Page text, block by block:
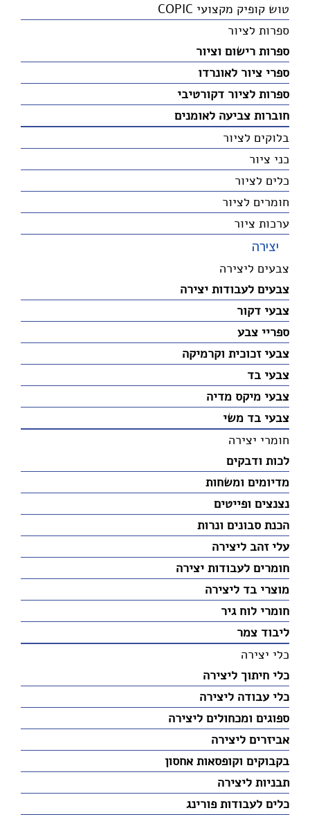
טוש קופיק מקצועי COPIC
ספרות לציור
ספרות רישום וציור
ספרי ציור לאונרדו
ספרות לציור דקורטיבי
חוברות צביעה לאומנים
בלוקים לציור
כני ציור
כלים לציור
חומרים לציור
ערכות ציור
יצירה
צבעים ליצירה
צבעים לעבודות יצירה
צבעי דקור
ספריי צבע
צבעי זכוכית וקרמיקה
צבעי בד
צבעי מיקס מדיה
צבעי בד משי
חומרי יצירה
לכות ודבקים
מדיומים ומשחות
נצנצים ופייטים
הכנת סבונים ונרות
עלי זהב ליצירה
חומרים לעבודות יצירה
מוצרי בד ליצירה
חומרי לוח גיר
ליבוד צמר
כלי יצירה
כלי חיתוך ליצירה
כלי עבודה ליצירה
ספוגים ומכחולים ליצירה
אביזרים ליצירה
בקבוקים וקופסאות אחסון
תבניות ליצירה
כלים לעבודות פורינג